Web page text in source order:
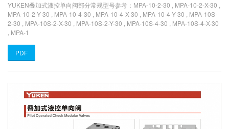
YUKEN叠加式液控单向阀部分常规型号参考：MPA-10-2-30 , MPA-10-2-X-30 ,
MPA-10-2-Y-30 , MPA-10-4-30 , MPA-10-4-X-30 , MPA-10-4-Y-30 , MPA-10S-
2-30 , MPA-10S-2-X-30 , MPA-10S-2-Y-30 , MPA-10S-4-30 , MPA-10S-4-X-30
, MPA-1
PDF